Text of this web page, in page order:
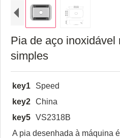
Pia de aço inoxidável
simples
key1
Speed
key2 China
key5 VS2318B
A pia desenhada à máquina